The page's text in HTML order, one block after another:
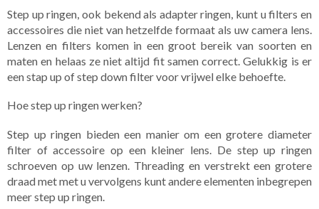
Step up ringen, ook bekend als adapter ringen, kunt u filters en
accessoires die niet van hetzelfde formaat als uw camera lens.
Lenzen en filters komen in een groot bereik van soorten en
maten en helaas ze niet altijd fit samen correct. Gelukkig is er
een stap up of step down filter voor vrijwel elke behoefte.
Hoe step up ringen werken?
Step up ringen bieden een manier om een grotere diameter
filter of accessoire op een kleiner lens. De step up ringen
schroeven op uw lenzen. Threading en verstrekt een grotere
draad met met u vervolgens kunt andere elementen inbegrepen
meer step up ringen.